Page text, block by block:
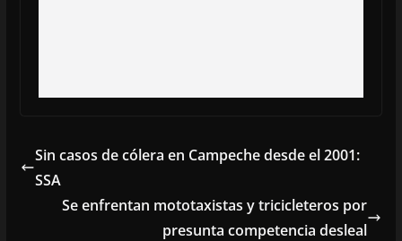
Sin casos de cólera en Campeche desde el 2001:
SSA
Se enfrentan mototaxistas y tricicleteros por
presunta competencia desleal